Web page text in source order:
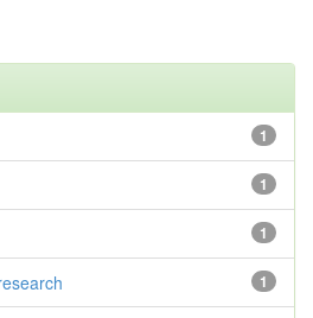
1
1
1
1